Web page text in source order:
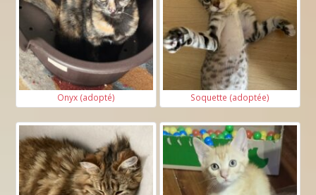
Onyx (adopté) Soquette (adoptée)